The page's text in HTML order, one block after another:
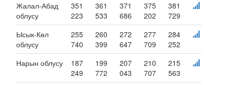
Жалал-Абад
облусу
351
223
361
533
371
686
375
202
381
729
Ысык-Көл
облусу
255
740
260
399
272
647
277
709
284
252
Нарын облусу
187
249
199
772
207
043
210
707
215
563